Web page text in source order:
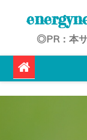
◎PR：本